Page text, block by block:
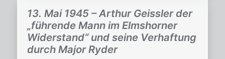
13. Mai 1945 – Arthur Geissler der
„führende Mann im Elmshorner
Widerstand“ und seine Verhaftung
durch Major Ryder